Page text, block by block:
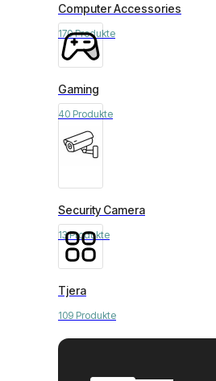
Computer Accessories
170 Produkte
Gaming
40 Produkte
Security Camera
13 Produkte
Tjera
109 Produkte